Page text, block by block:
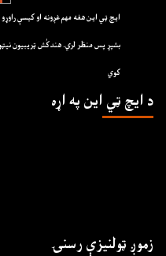
ايچ ټي اين هغه مهم غږونه او کيسې
بشپړ پس منظر لري. هندکُش ټريبيون
کوي
د ايچ ټي اين په اړه
زموږ ټولنیزې رسنۍ